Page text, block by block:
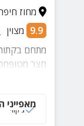
מחוז
9.9 מצוין
מתחם
חצר
מחוף
ג‘קוזי